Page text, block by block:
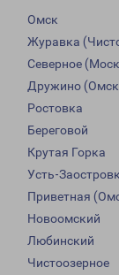
Омск
Журавка
Северное
Дружино
Ростовка
Береговой
Крутая Горка
Усть-
Приветная
Новоомский
Любинский
Чистоозерное